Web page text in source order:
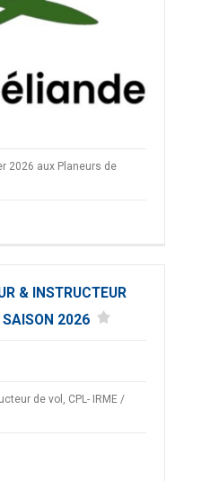
2026 aux Planeurs de
& INSTRUCTEUR
SAISON 2026
de vol, CPL- IRME /